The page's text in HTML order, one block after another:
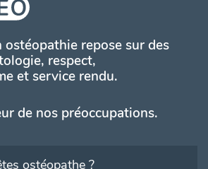
ostéopathie repose sur des
respect,
et service rendu.
de nos préoccupations.
ostéopathe ?